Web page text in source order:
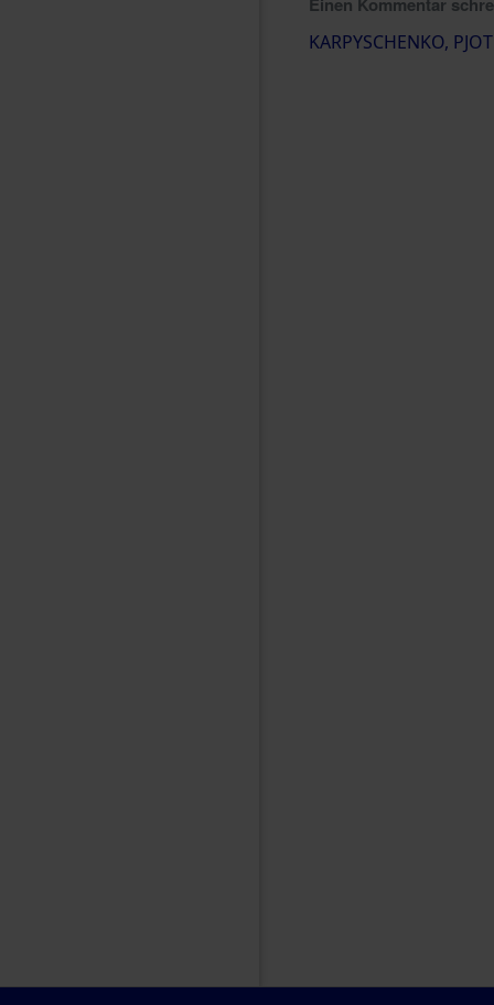
KARPYSCHENKO,